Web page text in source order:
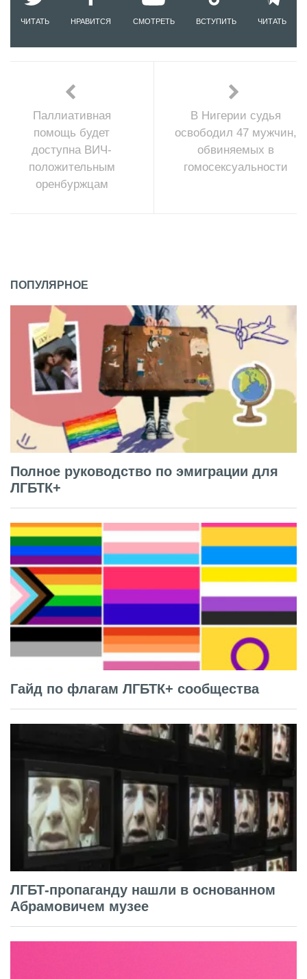
ЧИТАТЬ НРАВИТСЯ СМОТРЕТЬ ВСТУПИТЬ ЧИТАТЬ
Паллиативная
помощь будет
доступна ВИЧ-
положительным
оренбуржцам
В Нигерии судья
освободил 47 мужчин,
обвиняемых в
гомосексуальности
ПОПУЛЯРНОЕ
Полное руководство по эмиграции для
ЛГБТК+
Гайд по флагам ЛГБТК+ сообщества
ЛГБТ-пропаганду нашли в основанном
Абрамовичем музее